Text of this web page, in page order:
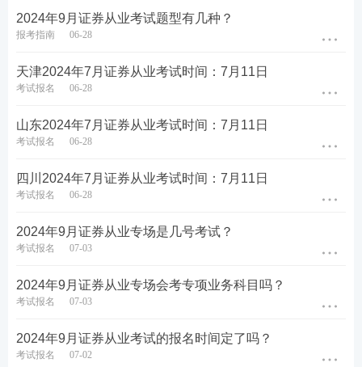
二、证券考试干货笔记：提炼了各章节重要考点，
每章后面附有历年考题，考生可在学习完本章知识
点后进行真题练习，加强巩固。旨在帮助考生读薄
教材，对于需要抓重点、自己无法总结，或需要提
升备考效率的考生来说，是一份再适合不过的精品
资料！【立即进入>>证券干货笔记
2024年9月证券从业考试题型有几种？
报考指南 06-28
天津2024年7月证券从业考试时间：7月11日
考试报名 06-28
山东2024年7月证券从业考试时间：7月11日
考试报名 06-28
四川2024年7月证券从业考试时间：7月11日
考试报名 06-28
2024年9月证券从业专场是几号考试？
考试报名 07-03
2024年9月证券从业专场会考专项业务科目吗？
考试报名 07-03
2024年9月证券从业考试的报名时间定了吗？
考试报名 07-02